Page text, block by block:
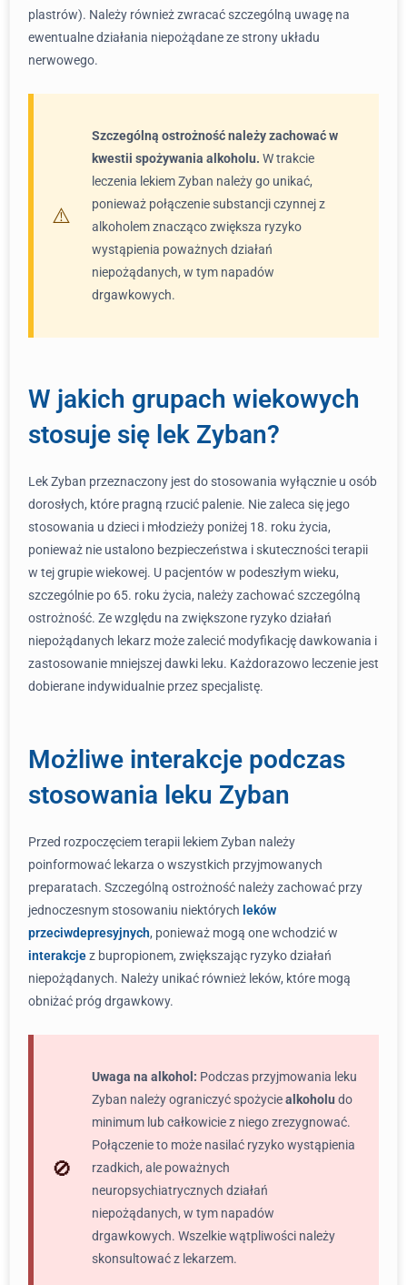
plastrów). Należy również zwracać szczególną uwagę na
ewentualne działania niepożądane ze strony układu
nerwowego.
Szczególną ostrożność należy zachować w
kwestii spożywania alkoholu. W trakcie
leczenia lekiem Zyban należy go unikać,
ponieważ połączenie substancji czynnej z
alkoholem znacząco zwiększa ryzyko
wystąpienia poważnych działań
niepożądanych, w tym napadów
drgawkowych.
W jakich grupach wiekowych
stosuje się lek Zyban?
Lek Zyban przeznaczony jest do stosowania wyłącznie u osób
dorosłych, które pragną rzucić palenie. Nie zaleca się jego
stosowania u dzieci i młodzieży poniżej 18. roku życia,
ponieważ nie ustalono bezpieczeństwa i skuteczności terapii
w tej grupie wiekowej. U pacjentów w podeszłym wieku,
szczególnie po 65. roku życia, należy zachować szczególną
ostrożność. Ze względu na zwiększone ryzyko działań
niepożądanych lekarz może zalecić modyfikację dawkowania i
zastosowanie mniejszej dawki leku. Każdorazowo leczenie jest
dobierane indywidualnie przez specjalistę.
Możliwe interakcje podczas
stosowania leku Zyban
Przed rozpoczęciem terapii lekiem Zyban należy
poinformować lekarza o wszystkich przyjmowanych
preparatach. Szczególną ostrożność należy zachować przy
jednoczesnym stosowaniu niektórych leków
przeciwdepresyjnych, ponieważ mogą one wchodzić w
interakcjez bupropionem, zwiększając ryzyko działań
niepożądanych. Należy unikać również leków, które mogą
obniżać próg drgawkowy.
Uwaga na alkohol: Podczas przyjmowania leku
Zyban należy ograniczyć spożyciealkoholu do
minimum lub całkowicie z niego zrezygnować.
Połączenie to może nasilać ryzyko wystąpienia
rzadkich, ale poważnych
neuropsychiatrycznych działań
niepożądanych, w tym napadów
drgawkowych. Wszelkie wątpliwości należy
skonsultować z lekarzem.